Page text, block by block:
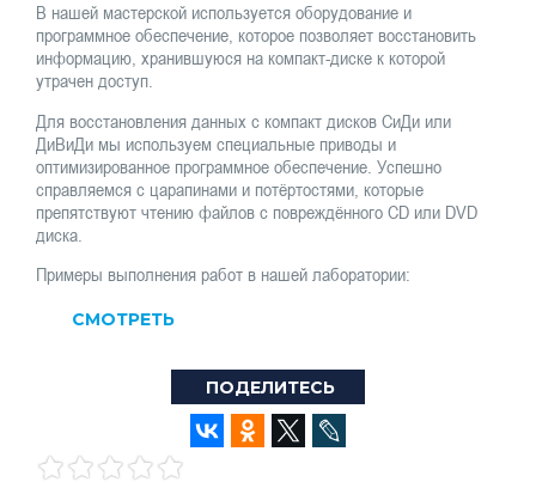
В нашей мастерской используется оборудование и
программное обеспечение, которое позволяет восстановить
информацию, хранившуюся на компакт-диске к которой
утрачен доступ.
Для восстановления данных с компакт дисков СиДи или
ДиВиДи мы используем специальные приводы и
оптимизированное программное обеспечение. Успешно
справляемся с царапинами и потёртостями, которые
препятствуют чтению файлов с повреждённого CD или DVD
диска.
Примеры выполнения работ в нашей лаборатории:
СМОТРЕТЬ
ПОДЕЛИТЕСЬ